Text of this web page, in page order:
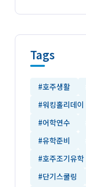
Tags
#호주생활
#워킹홀리데이
#어학연수
#유학준비
#호주조기유학
#단기스쿨링